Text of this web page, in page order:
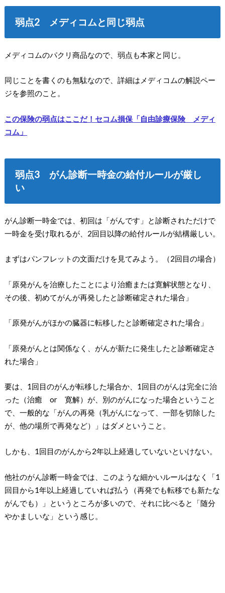
弱点2 メディコムと同じ弱点
メディコムのパクリ商品なので、弱点も本家と同じ。
同じことを書くのも無駄なので、詳細はメディコムの解説ペー
ジを参照のこと。
この保険の弱点はここだ！セコム損保「自由診療保険 メディ
コム」
弱点3 がん診断一時金の給付ルールが厳し
い
がん診断一時金では、初回は「がんです」と診断されただけで
一時金を受け取れるが、2回目以降の給付ルールが結構厳しい。
まずはパンフレットの文面だけを見てみよう。（2回目の場合）
「原発がんを治療したことにより治癒または寛解状態となり、
その後、初めてがんが再発したと診断確定された場合」
「原発がんがほかの臓器に転移したと診断確定された場合」
「原発がんとは関係なく、がんが新たに発生したと診断確定さ
れた場合」
要は、1回目のがんが転移した場合か、1回目のがんは完全に治
った（治癒 or 寛解）が、別のがんになった場合ということ
で、一般的な「がんの再発（乳がんになって、一部を切除した
が、他の場所で再発など）」はダメということ。
しかも、1回目のがんから2年以上経過していないといけない。
他社のがん診断一時金では、このような細かいルールはなく「1
回目から1年以上経過していれば払う（再発でも転移でも新たな
がんでも）」というところが多いので、それに比べると「随分
やかましいな」という感じ。